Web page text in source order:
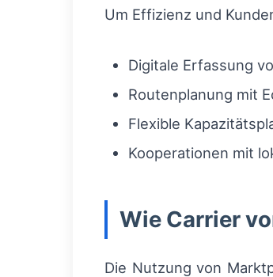
Um Effizienz und
Digitale Erfassung
Routenplanung mit
Flexible
Kooperationen mit
Wie Carrier
Die Nutzung von